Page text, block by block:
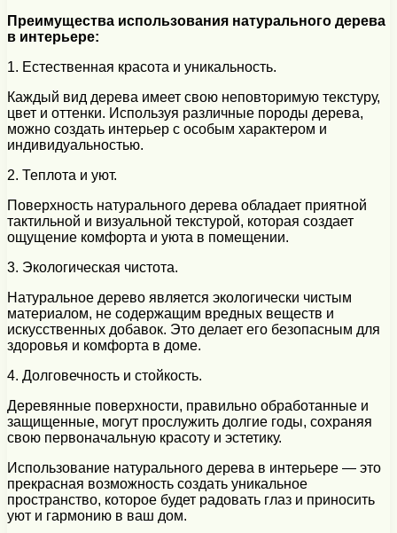
Преимущества использования натурального дерева
в интерьере:
1. Естественная красота и уникальность.
Каждый вид дерева имеет свою неповторимую текстуру,
цвет и оттенки. Используя различные породы дерева,
можно создать интерьер с особым характером и
индивидуальностью.
2. Теплота и уют.
Поверхность натурального дерева обладает приятной
тактильной и визуальной текстурой, которая создает
ощущение комфорта и уюта в помещении.
3. Экологическая чистота.
Натуральное дерево является экологически чистым
материалом, не содержащим вредных веществ и
искусственных добавок. Это делает его безопасным для
здоровья и комфорта в доме.
4. Долговечность и стойкость.
Деревянные поверхности, правильно обработанные и
защищенные, могут прослужить долгие годы, сохраняя
свою первоначальную красоту и эстетику.
Использование натурального дерева в интерьере — это
прекрасная возможность создать уникальное
пространство, которое будет радовать глаз и приносить
уют и гармонию в ваш дом.